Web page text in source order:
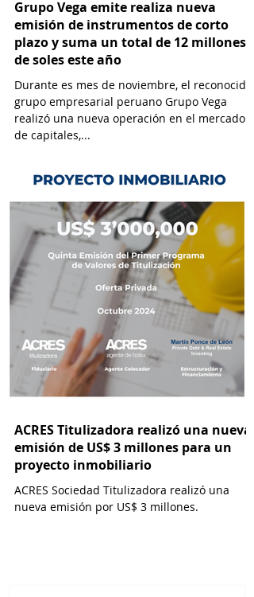
Grupo Vega emite realiza nueva
emisión de instrumentos de corto
plazo y suma un total de 12 millones
de soles este año
Durante es mes de noviembre, el reconocido
grupo empresarial peruano Grupo Vega
realizó una nueva operación en el mercado
de capitales,...
ACRES Titulizadora realizó una nueva
emisión de US$ 3 millones para un
proyecto inmobiliario
ACRES Sociedad Titulizadora realizó una
nueva emisión por US$ 3 millones.